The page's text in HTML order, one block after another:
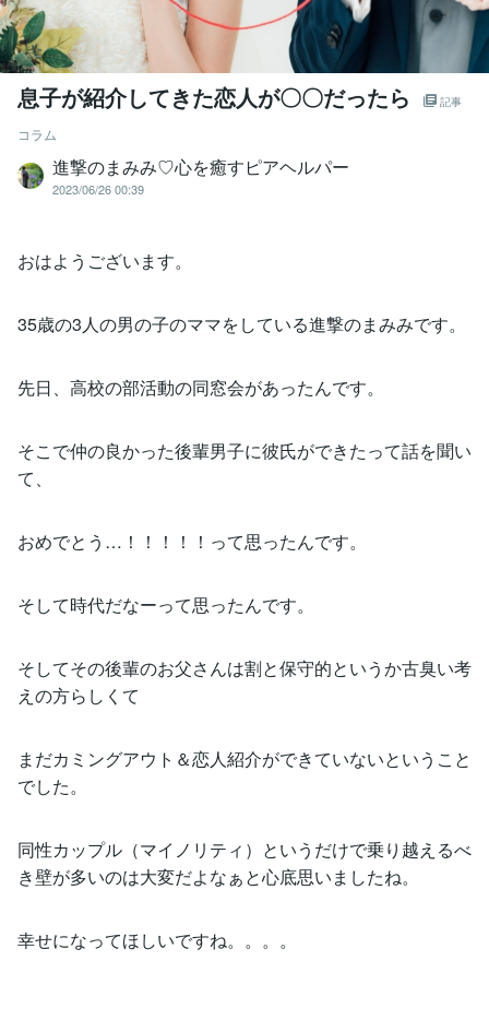
息子が紹介してきた恋人が〇〇だったら 記事
コラム
進撃のまみみ♡心を癒すピアヘルパー
2023/06/26 00:39
おはようございます。
35歳の3人の男の子のママをしている進撃のまみみです。
先日、高校の部活動の同窓会があったんです。
そこで仲の良かった後輩男子に彼氏ができたって話を聞い
て、
おめでとう…！！！！！って思ったんです。
そして時代だなーって思ったんです。
そしてその後輩のお父さんは割と保守的というか古臭い考
えの方らしくて
まだカミングアウト＆恋人紹介ができていないということ
でした。
同性カップル（マイノリティ）というだけで乗り越えるべ
き壁が多いのは大変だよなぁと心底思いましたね。
幸せになってほしいですね。。。。